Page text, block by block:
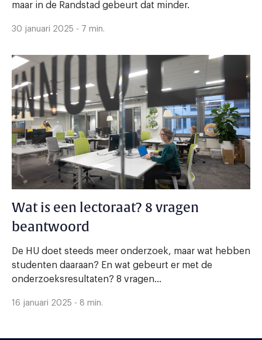
maar in de Randstad gebeurt dat minder.
30 januari 2025 - 7 min.
Wat is een lectoraat? 8 vragen
beantwoord
De HU doet steeds meer onderzoek, maar wat hebben
studenten daaraan? En wat gebeurt er met de
onderzoeksresultaten? 8 vragen...
16 januari 2025 - 8 min.